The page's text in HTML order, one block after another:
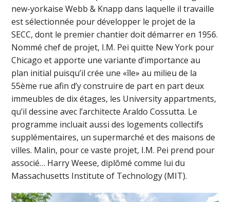
new-yorkaise Webb & Knapp dans laquelle il travaille
est sélectionnée pour développer le projet de la
SECC, dont le premier chantier doit démarrer en 1956.
Nommé chef de projet, I.M. Pei quitte New York pour
Chicago et apporte une variante d’importance au
plan initial puisqu’il crée une «île» au milieu de la
55ème rue afin d’y construire de part en part deux
immeubles de dix étages, les University appartments,
qu’il dessine avec l’architecte Araldo Cossutta. Le
programme incluait aussi des logements collectifs
supplémentaires, un supermarché et des maisons de
villes. Malin, pour ce vaste projet, I.M. Pei prend pour
associé… Harry Weese, diplômé comme lui du
Massachusetts Institute of Technology (MIT).